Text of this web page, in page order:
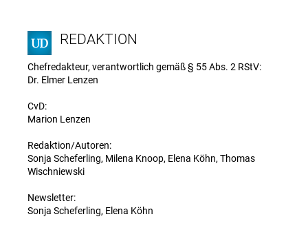
REDAKTION
Chefredakteur, verantwortlich gemäß § 55 Abs. 2 RStV:
Dr. Elmer Lenzen
CvD:
Marion Lenzen
Redaktion/Autoren:
Sonja Scheferling, Milena Knoop, Elena Köhn, Thomas
Wischniewski
Newsletter:
Sonja Scheferling, Elena Köhn